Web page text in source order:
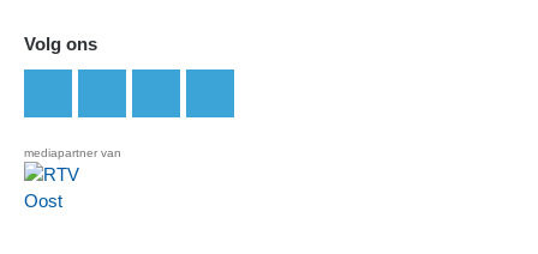
Volg ons
mediapartner van